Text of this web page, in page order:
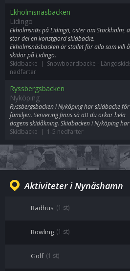
Ekholmsnäsbacken
Lidingö
Ekholmsnäs på Lidingö, öster om Stockholm,
stor del en konstgjord skidbacke.
Ekholmsnäsbacken är stället för alla som vill
skidor på Lidingö.
Skidbacke | Snowboardbacke -
nedfarter
Ryssbergsbacken
Nyköping
Ryssbergsbacken i Nyköping har skidbacke för
familjen. Servering finns så att du orkar hela
dagens skidåkning. Skidbacken i Nyköping
Skidbacke | 1-5 nedfarter
Aktiviteter i Nynäshamn
Badhus (1 st)
Bowling (1 st)
Golf (1 st)